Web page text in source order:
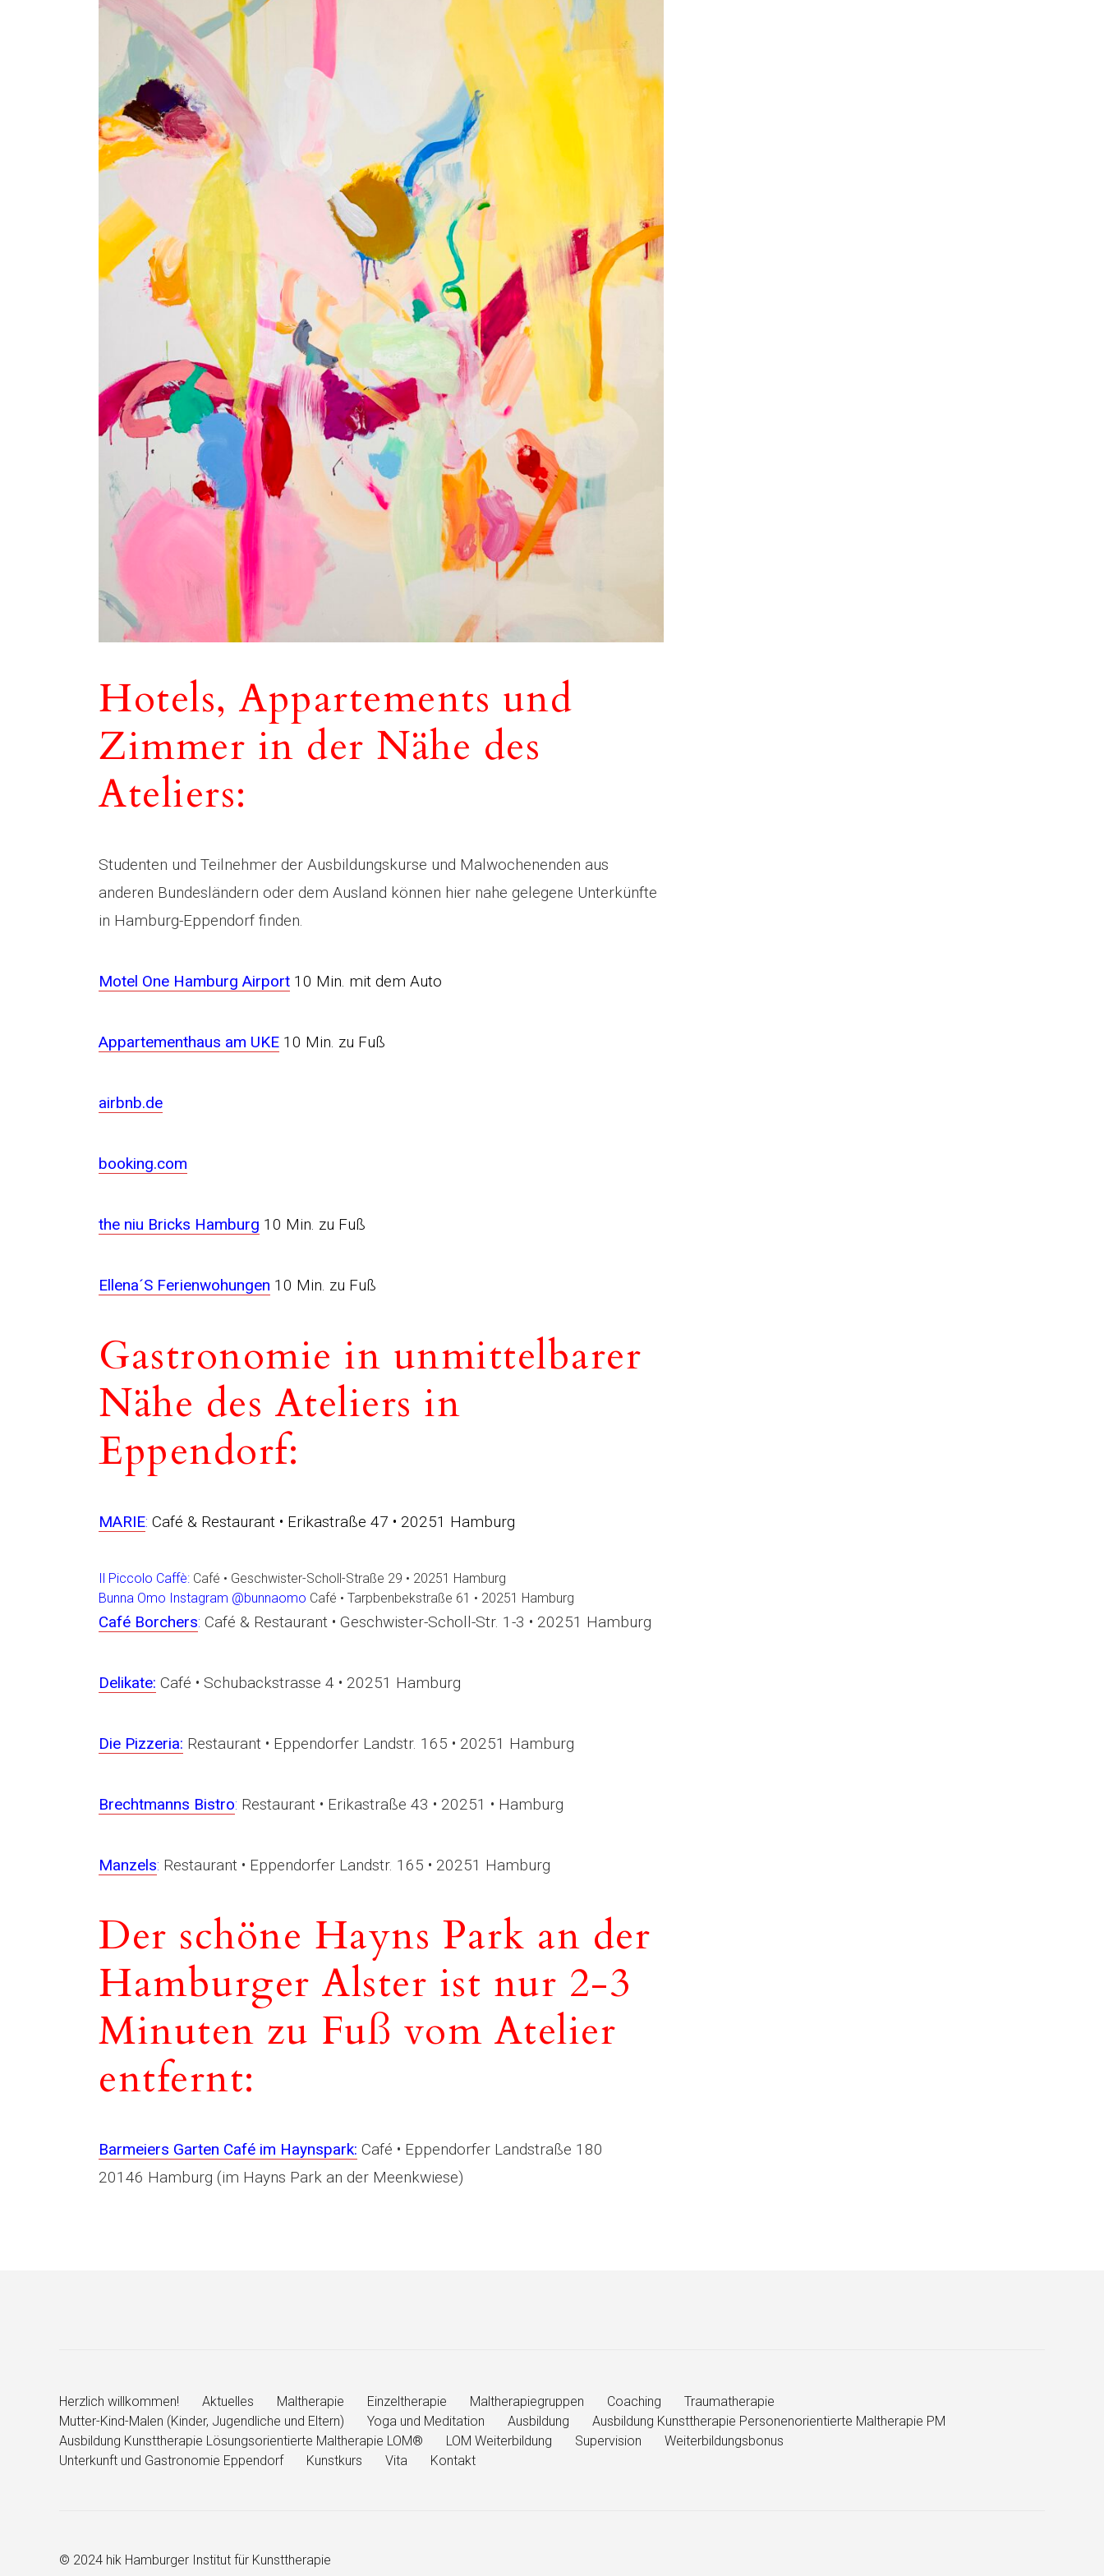
Hotels, Appartements und
Zimmer in der Nähe des
Ateliers:
Studenten und Teilnehmer der Ausbildungskurse und Malwochenenden aus
anderen Bundesländern oder dem Ausland können hier nahe gelegene Unterkünfte
in Hamburg-Eppendorf finden.
Motel One Hamburg Airport 10 Min. mit dem Auto
Appartementhaus am UKE 10 Min. zu Fuß
airbnb.de
booking.com
the niu Bricks Hamburg 10 Min. zu Fuß
Ellena´S Ferienwohungen 10 Min. zu Fuß
Gastronomie in unmittelbarer
Nähe des Ateliers in
Eppendorf:
MARIE: Café & Restaurant • Erikastraße 47 • 20251 Hamburg
Il Piccolo Caffè: Café • Geschwister-Scholl-Straße 29 • 20251 Hamburg
Bunna Omo Instagram @bunnaomo Café • Tarpbenbekstraße 61 • 20251 Hamburg
Café Borchers: Café & Restaurant • Geschwister-Scholl-Str. 1-3 • 20251 Hamburg
Delikate: Café • Schubackstrasse 4 • 20251 Hamburg
Die Pizzeria: Restaurant • Eppendorfer Landstr. 165 • 20251 Hamburg
Brechtmanns Bistro: Restaurant • Erikastraße 43 • 20251 • Hamburg
Manzels: Restaurant • Eppendorfer Landstr. 165 • 20251 Hamburg
Der schöne Hayns Park an der
Hamburger Alster ist nur 2-3
Minuten zu Fuß vom Atelier
entfernt:
Barmeiers Garten Café im Haynspark: Café • Eppendorfer Landstraße 180
20146 Hamburg (im Hayns Park an der Meenkwiese)
Herzlich willkommen! Aktuelles Maltherapie Einzeltherapie Maltherapiegruppen Coaching
Traumatherapie
Mutter-Kind-Malen (Kinder, Jugendliche und Eltern)
Yoga und Meditation Ausbildung
Ausbildung Kunsttherapie Personenorientierte Maltherapie PM
Ausbildung Kunsttherapie Lösungsorientierte Maltherapie LOM®
LOM Weiterbildung Supervision
Weiterbildungsbonus
Unterkunft und Gastronomie Eppendorf
Kunstkurs Vita Kontakt
© 2024 hik Hamburger Institut für Kunsttherapie